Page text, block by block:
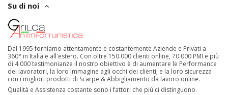
Su di noi
Dal 1995 forniamo attentamente e costantemente Aziende e Privati a
360° in Italia e all'estero. Con oltre 150.000 clienti online, 70.000 PMI e più
di 4.000 testimonianze il nostro obiettivo è di aumentare le Performance
dei lavoratori, la loro immagine agli occhi dei clienti, e la loro sicurezza
con i migliori prodotti di Scarpe & Abbigliamento da lavoro online.
Qualità e Assistenza costante sono i fattori che più ci distinguono.